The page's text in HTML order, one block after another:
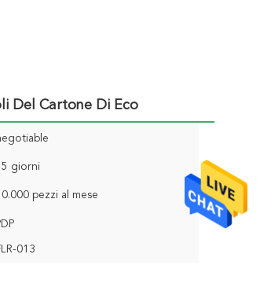
Del Cartone Di Eco
giorni
pezzi al mese
013